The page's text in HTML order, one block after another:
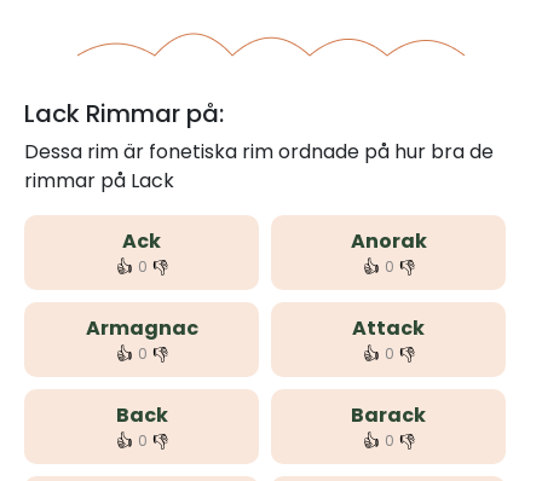
Lack Rimmar på:
Dessa rim är fonetiska rim ordnade på hur bra de
rimmar på Lack
Ack
👍 0 👎
Anorak
👍 0 👎
Armagnac
👍 0 👎
Attack
👍 0 👎
Back
👍 0 👎
Barack
👍 0 👎